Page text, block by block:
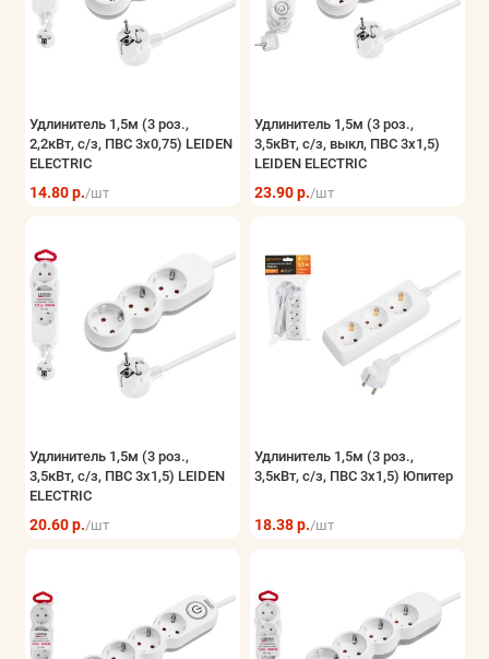
Удлинитель 1,5м (3 роз.,
2,2кВт, с/з, ПВС 3х0,75) LEIDEN
ELECTRIC
14.80 р./шт
Удлинитель 1,5м (3 роз.,
3,5кВт, с/з, выкл, ПВС 3х1,5)
LEIDEN ELECTRIC
23.90 р./шт
Удлинитель 1,5м (3 роз.,
3,5кВт, с/з, ПВС 3х1,5) LEIDEN
ELECTRIC
20.60 р./шт
Удлинитель 1,5м (3 роз.,
3,5кВт, с/з, ПВС 3х1,5) Юпитер
18.38 р./шт